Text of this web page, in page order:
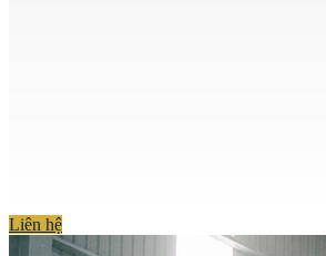
Liên hệ